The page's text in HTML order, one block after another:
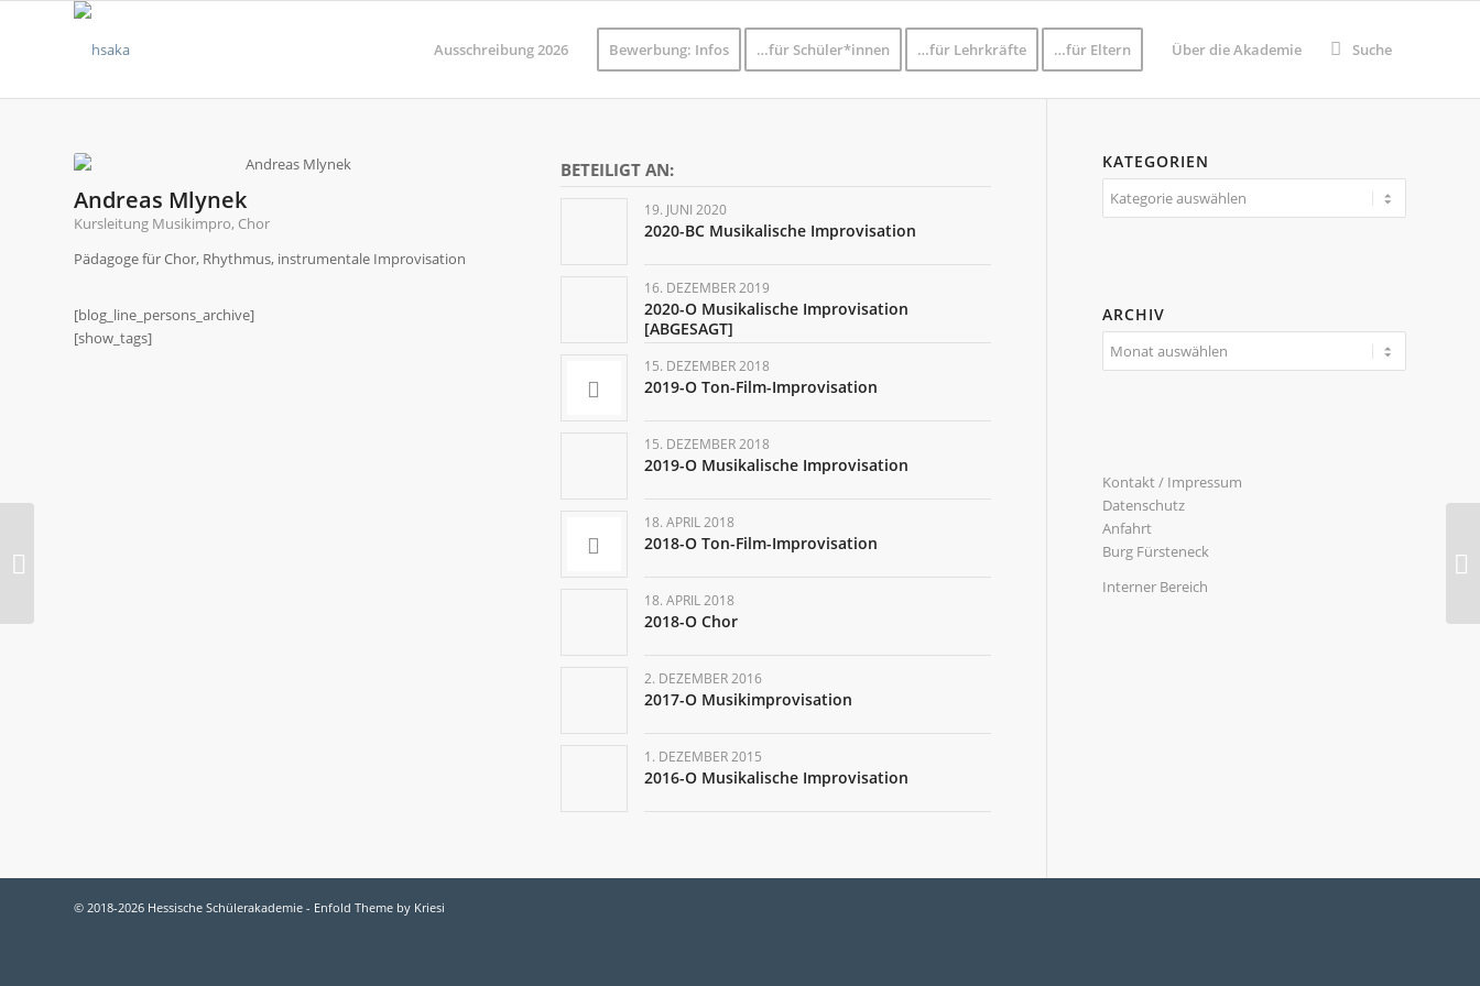
Ausschreibung 2026 Bewerbung: Infos …für Schüler*innen …für Lehrkräfte …für Eltern Über die Akademie Suche
Andreas Mlynek
Kursleitung Musikimpro, Chor
Pädagoge für Chor, Rhythmus, instrumentale Improvisation
[blog_line_persons_archive]
[show_tags]
BETEILIGT AN:
19. JUNI 2020
2020-BC Musikalische Improvisation
16. DEZEMBER 2019
2020-O Musikalische Improvisation
[ABGESAGT]
15. DEZEMBER 2018
2019-O Ton-Film-Improvisation
15. DEZEMBER 2018
2019-O Musikalische Improvisation
18. APRIL 2018
2018-O Ton-Film-Improvisation
18. APRIL 2018
2018-O Chor
2. DEZEMBER 2016
2017-O Musikimprovisation
1. DEZEMBER 2015
2016-O Musikalische Improvisation
KATEGORIEN
Kategorien
ARCHIV
Kontakt / Impressum
Datenschutz
Anfahrt
Burg Fürsteneck
Interner Bereich
© 2018-2026 Hessische Schülerakademie - Enfold Theme by Kriesi